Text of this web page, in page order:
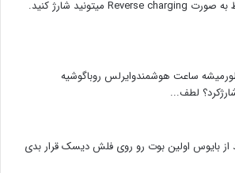
سلام فقط به صورت Reverse charging میتونید شارژ کنید.
ساعت هوشمندوایرلس روباگوشیه
از بایوس اولین بوت رو روی فلش دیسک قرار بدی